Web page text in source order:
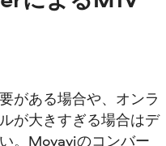
がある場合や、オンラ
が大きすぎる場合はデ
。Movaviのコンバー